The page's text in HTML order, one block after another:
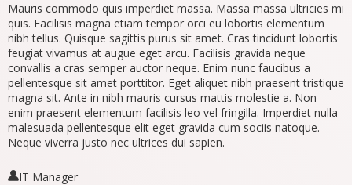
Mauris commodo quis imperdiet massa. Massa massa ultricies mi
quis. Facilisis magna etiam tempor orci eu lobortis elementum
nibh tellus. Quisque sagittis purus sit amet. Cras tincidunt lobortis
feugiat vivamus at augue eget arcu. Facilisis gravida neque
convallis a cras semper auctor neque. Enim nunc faucibus a
pellentesque sit amet porttitor. Eget aliquet nibh praesent tristique
magna sit. Ante in nibh mauris cursus mattis molestie a. Non
enim praesent elementum facilisis leo vel fringilla. Imperdiet nulla
malesuada pellentesque elit eget gravida cum sociis natoque.
Neque viverra justo nec ultrices dui sapien.
IT Manager